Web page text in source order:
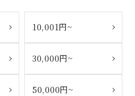
10,001円~
30,000円~
50,000円~